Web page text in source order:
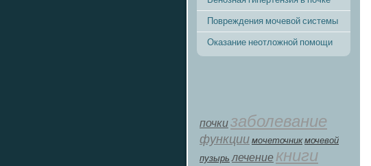
Повреждения мочевой системы
Оказание неотложной помощи
почкизаболевание
функции мοчеточник мочевой
пузырь лечение книги